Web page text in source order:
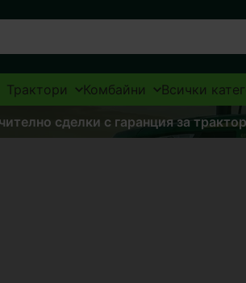
Трактори Комбайни Всички
сделки с гаранция за